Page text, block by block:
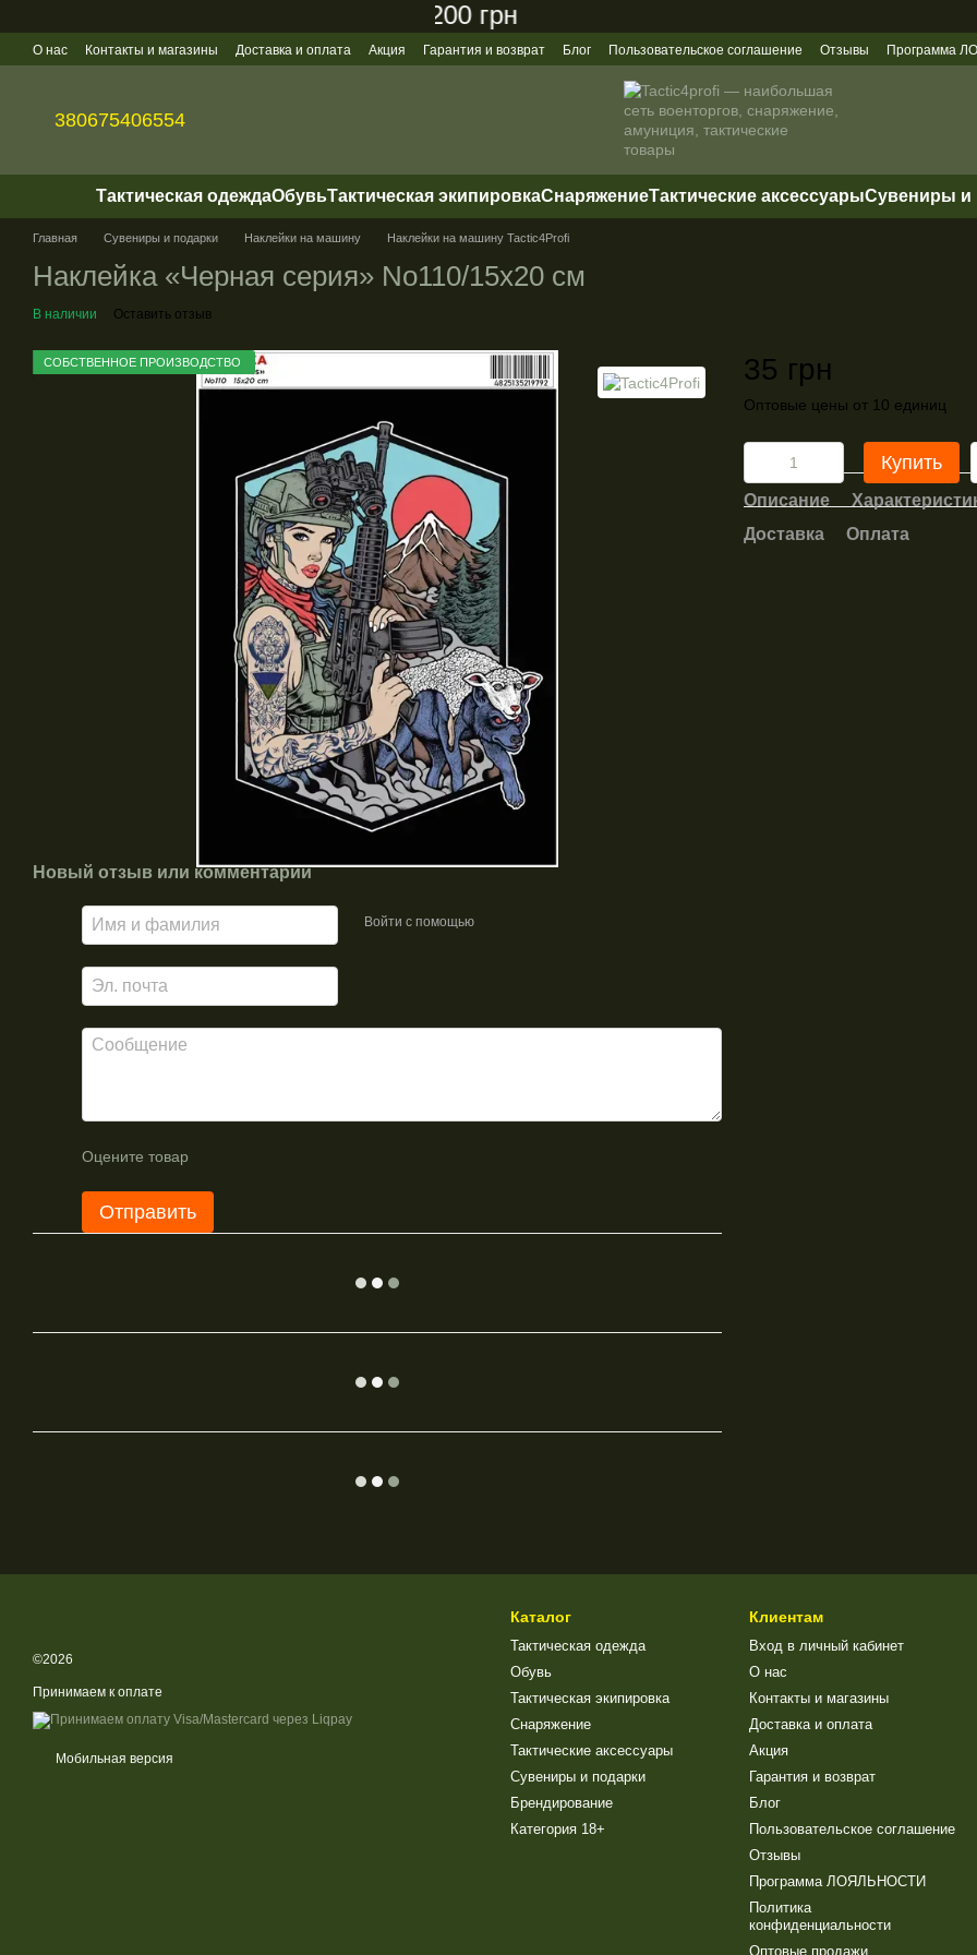
заказ на сайте составляет 200 грн
О нас Контакты и магазины Доставка и оплата Акция Гарантия и возврат Блог Пользовательское соглашение Отзывы
Программа
380675406554
Тактическая одеждаОбувьТактическая экипировкаСнаряжениеТактические аксессуарыСувениры и
Главная Сувениры и подарки Наклейки на машину Наклейки на машину Tactic4Profi
Наклейка «Черная серия» No110/15х20 см
В наличии Оставить отзыв
СОБСТВЕННОЕ ПРОИЗВОДСТВО
Новый отзыв или комментарий
Войти с помощью
Оцените товар
Отправить
35 грн
Оптовые цены от 10 единиц
Купить
Описание
Доставка
Оплата
©2026
Принимаем к оплате
Мобильная версия
Каталог
Тактическая одежда
Обувь
Тактическая экипировка
Снаряжение
Тактические аксессуары
Сувениры и подарки
Брендирование
Категория 18+
Клиентам
Вход в личный кабинет
О нас
Контакты и магазины
Доставка и оплата
Акция
Гарантия и возврат
Блог
Пользовательское соглашение
Отзывы
Программа ЛОЯЛЬНОСТИ
Политика
конфиденциальности
Оптовые продажи